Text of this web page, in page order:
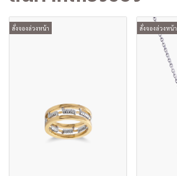
สั่งจองล่วงหน้า สั่งจองล่วงหน้า